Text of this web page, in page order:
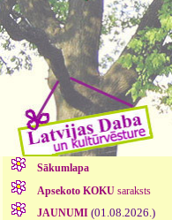
Sākumlapa
Apsekoto KOKUsaraksts
JAUNUMI (01.08.2026.)